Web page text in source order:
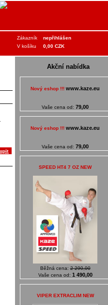
Zákazník
nepřihlášen
V košíku
0,00 CZK
Akční nabídka
Nový eshop !!! www.kaze.eu
Vaše cena od: 79,00
Nový eshop !!! www.kaze.eu
Vaše cena od: 79,00
SPEED HT4 7 OZ NEW
Běžná cena:2 290,00
Vaše cena od: 1 490,00
VIPER EXTRACLIM NEW